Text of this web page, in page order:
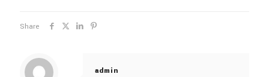
Share
admin